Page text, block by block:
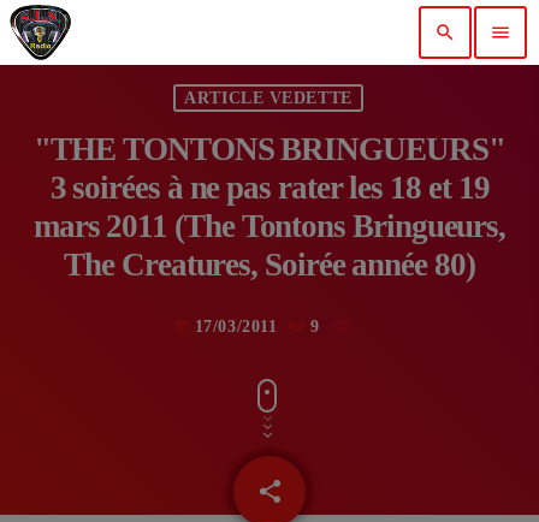
search menu
ARTICLE VEDETTE
"THE TONTONS BRINGUEURS"
3 soirées à ne pas rater les 18 et 19
mars 2011 (The Tontons Bringueurs,
The Creatures, Soirée année 80)
17/03/2011 9
share
email